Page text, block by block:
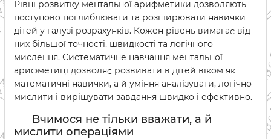
Рівні розвитку ментальної арифметики дозволяють
поступово поглиблювати та розширювати навички
дітей у галузі розрахунків. Кожен рівень вимагає від
них більшої точності, швидкості та логічного
мислення. Систематичне навчання ментальної
арифметиці дозволяє розвивати в дітей віком як
математичні навички, а й уміння аналізувати, логічно
мислити і вирішувати завдання швидко і ефективно.
Вчимося не тільки вважати, а й
мислити операціями